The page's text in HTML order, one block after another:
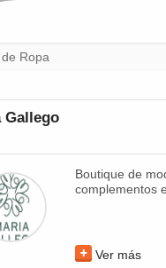
Gallego
Boutique de
complementos
Ver más